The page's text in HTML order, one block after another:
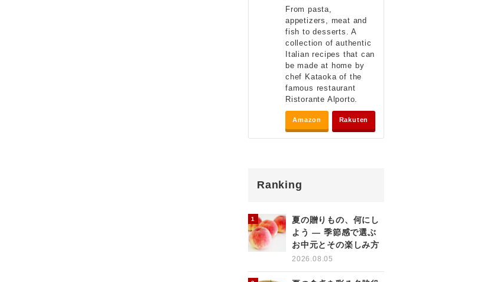
From pasta,
appetizers, meat and
fish to desserts. A
collection of authentic
Italian recipes that can
be made at home by
chef Kataoka of the
famous restaurant
Ristorante Alporto.
Amazon Rakuten
Ranking
夏の贈りもの、何にし
よう ― 季節感で選ぶ
お中元とその楽しみ方
2026.08.05